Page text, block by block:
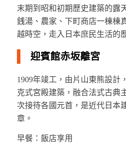
末期到昭和初期歷史建築的露
銭湯、農家、下町商店一棟棟
越時空，走入日本庶民生活的
迎賓館赤坂離宮
1909年竣工，由片山東熊設計
克式宮殿建築，融合法式古典
次接待各國元首，是近代日本
章。
早餐：飯店享用